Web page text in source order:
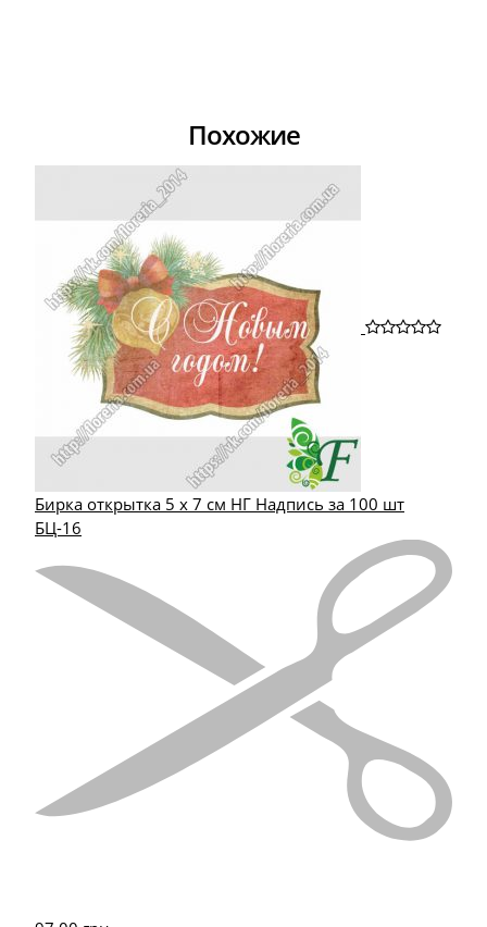
Похожие
Бирка открытка 5 х 7 см НГ Надпись за 100 шт
БЦ-16